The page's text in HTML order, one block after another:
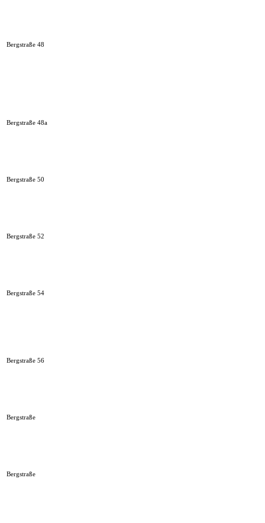
Bergstraße 48
Bergstraße 48a
Bergstraße 50
Bergstraße 52
Bergstraße 54
Bergstraße 56
Bergstraße
Bergstraße